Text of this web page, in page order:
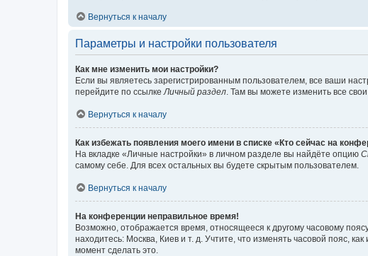
Вернуться к началу
Параметры и настройки пользователя
Как мне изменить мои настройки?
Если вы являетесь зарегистрированным пользователем, все ваши
перейдите по ссылке Личный раздел . Там вы можете изменить все
Вернуться к началу
Как избежать появления моего имени в списке «Кто сейчас на
На вкладке «Личные настройки» в личном разделе вы найдёте опцию
самому себе. Для всех остальных вы будете скрытым пользователем.
Вернуться к началу
На конференции неправильное время!
Возможно, отображается время, относящееся к другому часовому
находитесь: Москва, Киев и т. д. Учтите, что изменять часовой пояс,
момент сделать это.